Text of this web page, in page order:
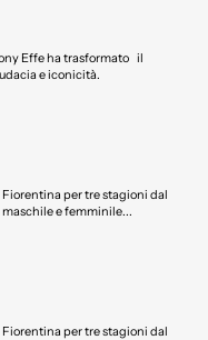
Effe ha trasformato il
e iconicità.
e femminile...